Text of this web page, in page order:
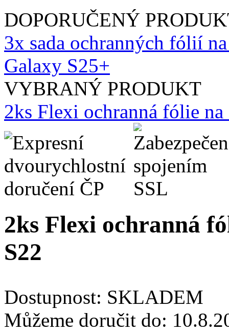
DOPORUČENÝ
3x sada ochranných fólií
Galaxy S25+
VYBRANÝ PRODUKT
2ks Flexi ochranná fólie
2ks Flexi ochranná
S22
Dostupnost: SKLADEM
Můžeme doručit do: